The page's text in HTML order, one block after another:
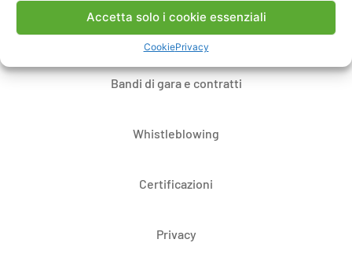
Accetta solo i cookie essenziali
CookiePrivacy
Dove siamo
Bandi di gara e contratti
Whistleblowing
Certificazioni
Privacy